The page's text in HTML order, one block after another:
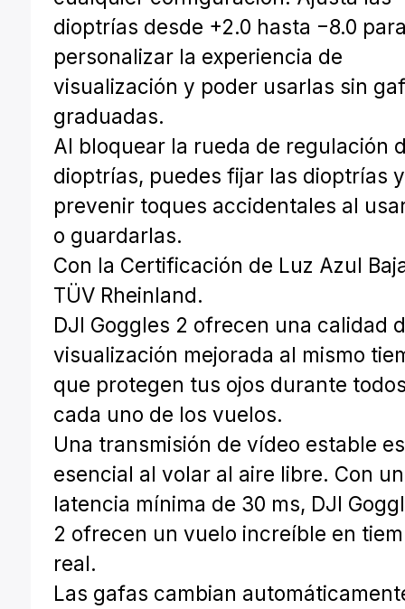
dioptrías desde +2.0 hasta −8.0
personalizar la experiencia de
visualización y poder usarlas sin
graduadas.
Al bloquear la rueda de regulación
dioptrías, puedes fijar las dioptrías y
prevenir toques accidentales al
o guardarlas.
Con la Certificación de Luz Azul
TÜV Rheinland.
DJI Goggles 2 ofrecen una calidad
visualización mejorada al mismo
que protegen tus ojos durante
cada uno de los vuelos.
Una transmisión de vídeo estable es
esencial al volar al aire libre. Con
latencia mínima de 30 ms, DJI
2 ofrecen un vuelo increíble en
real.
Las gafas cambian